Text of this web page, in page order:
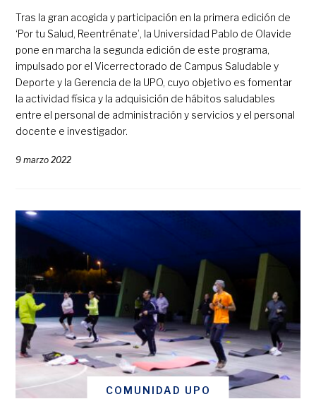
Tras la gran acogida y participación en la primera edición de
‘Por tu Salud, Reentrénate’, la Universidad Pablo de Olavide
pone en marcha la segunda edición de este programa,
impulsado por el Vicerrectorado de Campus Saludable y
Deporte y la Gerencia de la UPO, cuyo objetivo es fomentar
la actividad física y la adquisición de hábitos saludables
entre el personal de administración y servicios y el personal
docente e investigador.
9 marzo 2022
COMUNIDAD UPO